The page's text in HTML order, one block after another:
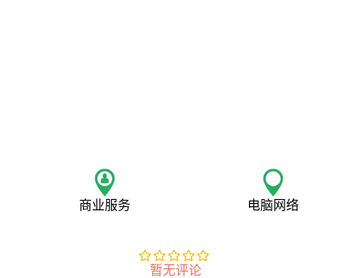
商业服务 电脑网络
暂无评论